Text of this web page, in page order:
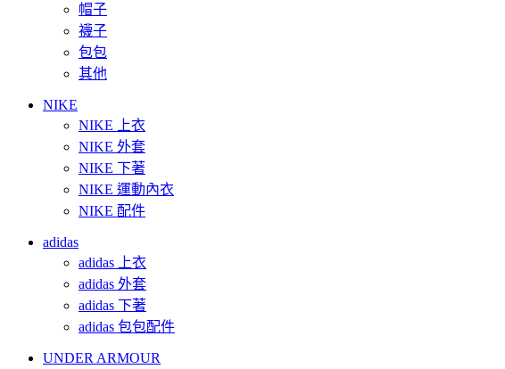
帽子
襪子
包包
其他
NIKE
NIKE 上衣
NIKE 外套
NIKE 下著
NIKE 運動內衣
NIKE 配件
adidas
adidas 上衣
adidas 外套
adidas 下著
adidas 包包配件
UNDER ARMOUR